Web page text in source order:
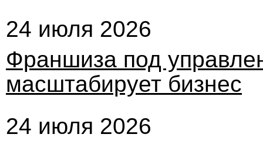
24 июля 2026
Франшиза под
масштабирует бизнес
24 июля 2026